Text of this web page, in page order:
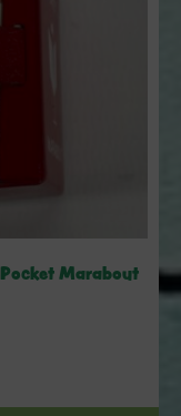
Marabout